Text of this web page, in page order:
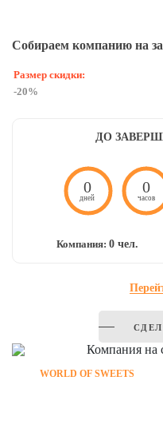
Собираем компанию на
Размер скидки:
-20%
ДО
0
дней
0
часов
Компания:0 чел.
WORLD OF SWEETS